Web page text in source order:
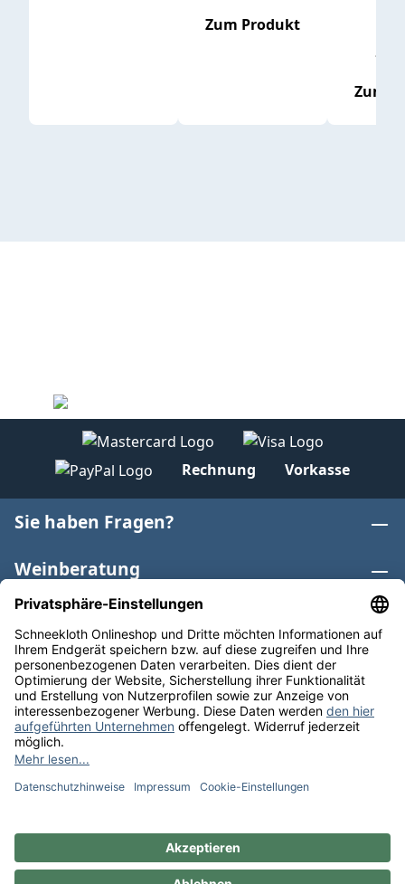
Zum Produkt
Zum
Rechnung Vorkasse
Sie haben Fragen?
Weinberatung
Informationen
Weinkategorien
Internationaler Wein
* Alle Preise inkl. gesetzl. Mehrwertsteuer zzgl.
anders angegeben. Bioprodukte im Bio-Kontrollverfahren
** Kostenfreie Lieferung ab 75 € Bestellwert in DE. Werktags